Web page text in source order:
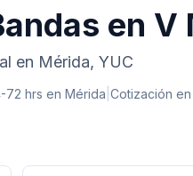
en V
en Mérida, YUC
72 hrs en Mérida Cotización en